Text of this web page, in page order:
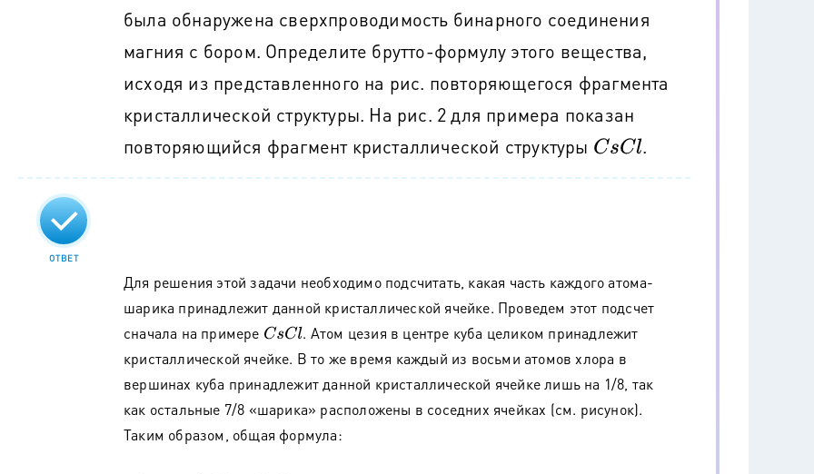
была обнаружена сверхпроводимость бинарного соединения
магния с бором. Определите брутто-формулу этого вещества,
исходя из представленного на рис. повторяющегося фрагмента
кристаллической структуры. На рис. 2 для примера показан
повторяющийся фрагмент кристаллической структуры CsCl .
ОТВЕТ
Для решения этой задачи необходимо подсчитать, какая часть каждого атома-
шарика принадлежит данной кристаллической ячейке. Проведем этот подсчет
сначала на примере CsCl . Атом цезия в центре куба целиком принадлежит
кристаллической ячейке. В то же время каждый из восьми атомов хлора в
вершинах куба принадлежит данной кристаллической ячейке лишь на 1/8, так
как остальные 7/8 «шарика» расположены в соседних ячейках (см. рисунок).
Таким образом, общая формула: